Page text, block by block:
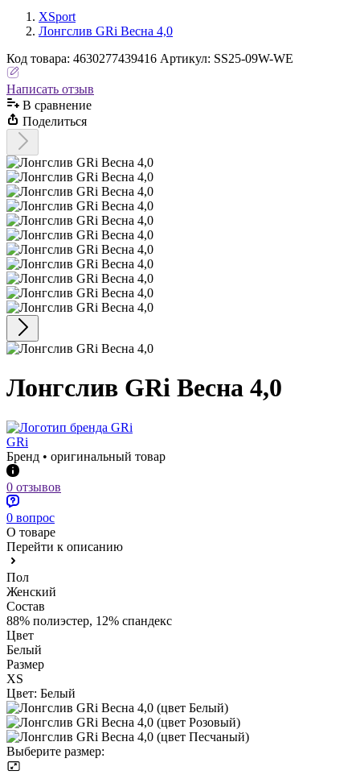
XSport
Лонгслив GRi Весна 4,0
Код товара: 4630277439416 Артикул: SS25-09W-WE
Написать отзыв
В сравнениe
Поделиться
Лонгслив GRi Весна 4,0
GRi
Бренд • оригинальный товар
0 отзывов
0 вопрос
О товаре
Перейти к описанию
Пол
Женский
Состав
88% полиэстер, 12% спандекс
Цвет
Белый
Размер
XS
Цвет: Белый
Выберите размер: